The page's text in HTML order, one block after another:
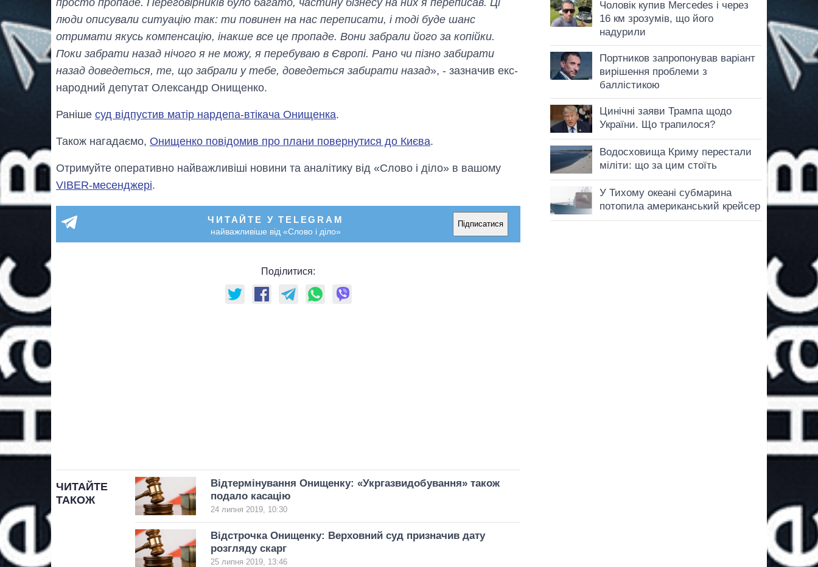
люди описували ситуацію так: ти повинен на нас переписати, і тоді буде шанс
отримати якусь компенсацію, інакше все це пропаде. Вони забрали його за копійки.
Поки забрати назад нічого я не можу, я перебуваю в Європі. Рано чи пізно забирати
назад доведеться, те, що забрали у тебе, доведеться забирати назад», - зазначив екс-
народний депутат Олександр Онищенко.
Раніше суд відпустив матір нардепа-втікача Онищенка.
Також нагадаємо, Онищенко повідомив про плани повернутися до Києва.
Отримуйте оперативно найважливіші новини та аналітику від «Слово і діло» в вашому
VIBER-месенджері.
ЧИТАЙТЕ У TELEGRAM
найважливіше від «Слово і діло»
Підписатися
Поділитися:
ЧИТАЙТЕ
ТАКОЖ
Відтермінування Онищенку: «Укргазвидобування» також
подало касацію
24 липня 2019, 10:30
Відстрочка Онищенку: Верховний суд призначив дату
розгляду скарг
25 липня 2019, 13:46